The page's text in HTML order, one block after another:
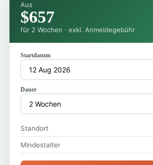
Aus
$657
für 2 Wochen · exkl. Anmeldegebühr
Startdatum
Dauer
Standort
Mindestalter